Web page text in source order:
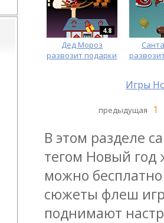
4.8
Дед Мороз
развозит подарки
Игры
предыдущая 1
В этом разделе
тегом Новый год
можно
сюжеты флеш
поднимают